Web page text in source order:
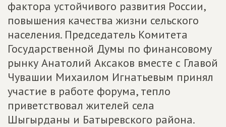
фактора устойчивого развития России,
повышения качества жизни сельского
населения. Председатель Комитета
Государственной Думы по финансовому
рынку Анатолий Аксаков вместе с Главой
Чувашии Михаилом Игнатьевым принял
участие в работе форума, тепло
приветствовал жителей села
Шыгырданы и Батыревского района.